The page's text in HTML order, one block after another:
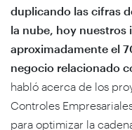
duplicando las cifras
la nube, hoy nuestros
aproximadamente el
negocio relacionado
habló acerca de los
Controles
para optimizar la